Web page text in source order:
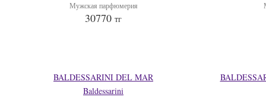
Мужская парфюмерия
30770 тг
BALDESSARINI DEL MAR
Baldessarini